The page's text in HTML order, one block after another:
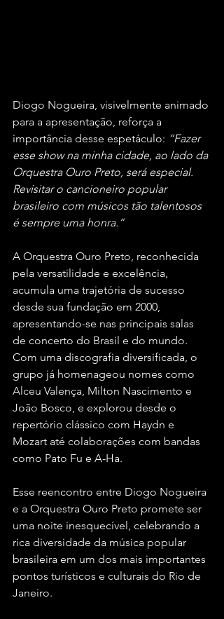
Diogo Nogueira, visivelmente animado
para a apresentação, reforça a
importância desse espetáculo: “Fazer
esse show na minha cidade, ao lado da
Orquestra Ouro Preto, será especial.
Revisitar o cancioneiro popular
brasileiro com músicos tão talentosos
é sempre uma honra.”
A Orquestra Ouro Preto, reconhecida
pela versatilidade e excelência,
acumula uma trajetória de sucesso
desde sua fundação em 2000,
apresentando-se nas principais salas
de concerto do Brasil e do mundo.
Com uma discografia diversificada, o
grupo já homenageou nomes como
Alceu Valença, Milton Nascimento e
João Bosco, e explorou desde o
repertório clássico com Haydn e
Mozart até colaborações com bandas
como Pato Fu e A-Ha.
Esse reencontro entre Diogo Nogueira
e a Orquestra Ouro Preto promete ser
uma noite inesquecível, celebrando a
rica diversidade da música popular
brasileira em um dos mais importantes
pontos turísticos e culturais do Rio de
Janeiro.